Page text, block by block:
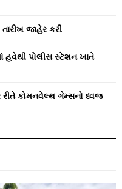
તારીખ જાહેર કરી
હવેથી પોલીસ સ્ટેશન ખાતે
રીતે કોમનવેલ્થ ગેમ્સનો ધ્વજ